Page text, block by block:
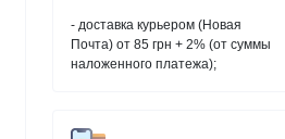
- доставка курьером (Новая
Почта) от 85 грн + 2% (от суммы
наложенного платежа);